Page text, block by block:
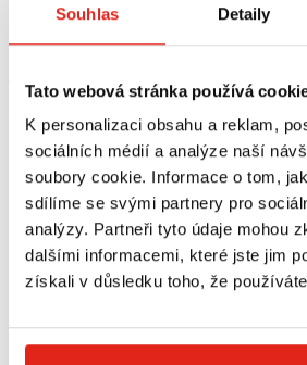
Souhlas Detaily
Tato webová stránka používá
K personalizaci obsahu a reklam,
sociálních médií a analýze naší
soubory cookie. Informace o tom,
sdílíme se svými partnery pro
analýzy. Partneři tyto údaje mohou
dalšími informacemi, které jste jim
získali v důsledku toho, že